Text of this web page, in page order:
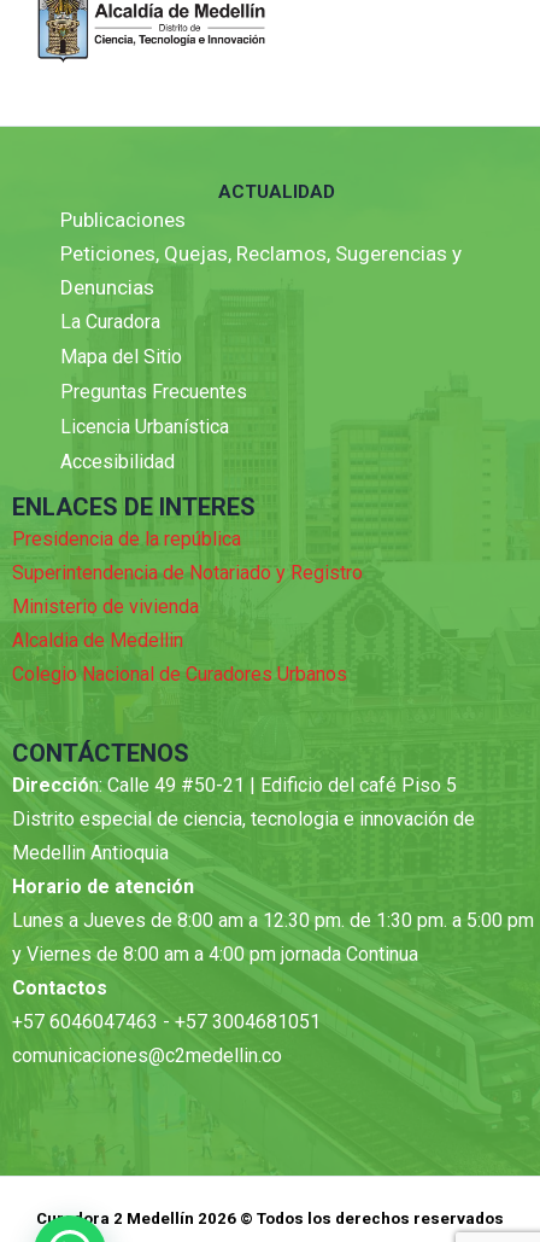
ACTUALIDAD
Publicaciones
Peticiones, Quejas, Reclamos, Sugerencias y
Denuncias
La Curadora
Mapa del Sitio
Preguntas Frecuentes
Licencia Urbanística
Accesibilidad
ENLACES DE INTERES
Presidencia de la república
Superintendencia de Notariado y Registro
Ministerio de vivienda
Alcaldia de Medellin
Colegio Nacional de Curadores Urbanos
CONTÁCTENOS
Dirección: Calle 49 #50-21 | Edificio del café Piso 5
Distrito especial de ciencia, tecnologia e innovación de
Medellin Antioquia
Horario de atención
Lunes a Jueves de 8:00 am a 12.30 pm. de 1:30 pm. a 5:00 pm
y Viernes de 8:00 am a 4:00 pm jornada Continua
Contactos
+57 6046047463 - +57 3004681051
comunicaciones@c2medellin.co
Curadora 2 Medellín 2026 © Todos los derechos reservados